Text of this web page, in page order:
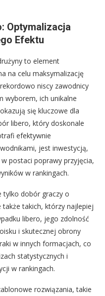
Optymalizacja
Efektu
to element
na celu maksymalizację
niscy zawodnicy
wyborem, ich unikalne
się kluczowe dla
libero, który doskonale
efektywnie
jest inwestycją,
postaci poprawy przyjęcia,
w rankingach.
tylko dobór graczy o
takich, którzy najlepiej
libero, jego zdolność
i skutecznej obrony
w innych formacjach, co
statystycznych i
w rankingach.
rozwiązania, takie